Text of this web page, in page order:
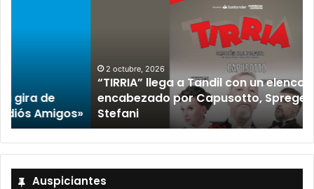
“TIRRIA” llega a Tandil con un elenco de lujo
encabezado por Capusotto, Spregelburd y
Stefani
Auspiciantes